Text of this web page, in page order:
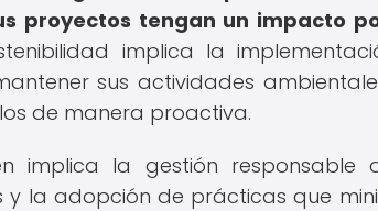
proyectos tengan un impacto
implica la
sus actividades
de manera proactiva.
implica la gestión responsable
y la adopción de prácticas que